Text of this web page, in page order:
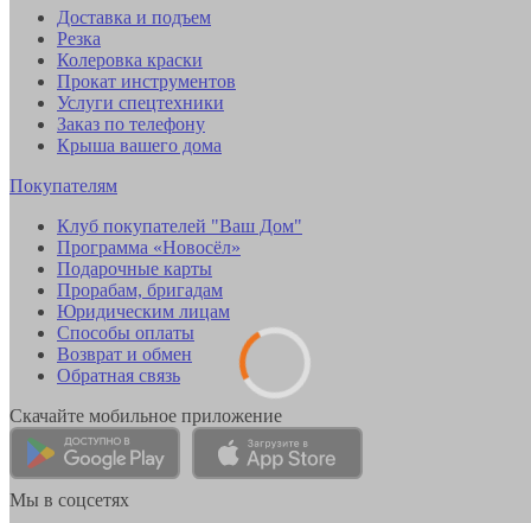
Доставка и подъем
Резка
Колеровка краски
Прокат инструментов
Услуги спецтехники
Заказ по телефону
Крыша вашего дома
Покупателям
Клуб покупателей "Ваш Дом"
Программа «Новосёл»
Подарочные карты
Прорабам, бригадам
Юридическим лицам
Способы оплаты
Возврат и обмен
Обратная связь
Скачайте мобильное приложение
Мы в соцсетях